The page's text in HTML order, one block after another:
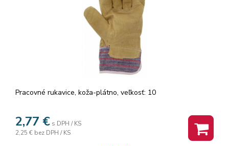
Pracovné rukavice, koža-plátno, veľkosť: 10
2,77 € s DPH / KS
2,25 € bez DPH / KS